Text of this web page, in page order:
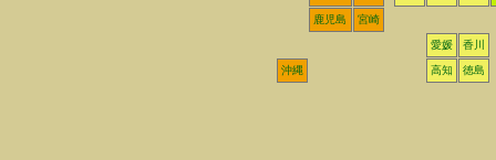
鹿児島 宮崎
愛媛 香川
沖縄 高知 徳島